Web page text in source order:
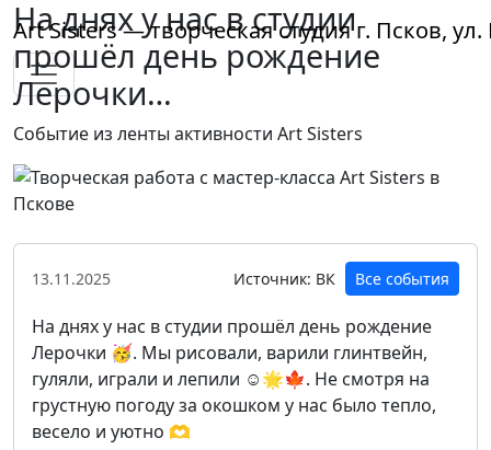
Art Sisters — творческая студияг. Псков,
На днях у нас в студии
прошёл день рождение
Лерочки…
Событие из ленты активности Art Sisters
13.11.2025 Источник: ВК Все события
На днях у нас в студии прошёл день рождение
Лерочки 🥳. Мы рисовали, варили глинтвейн,
гуляли, играли и лепили ☺️🌟🍁. Не смотря на
грустную погоду за окошком у нас было тепло,
весело и уютно 🫶